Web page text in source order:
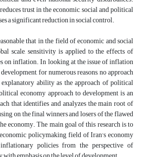
trust in the economic, social and political
a significant reduction in social control.
that in the field of economic and social
scale, sensitivity is applied to the effects of
on inflation.In looking at the issue of inflation
for numerous reasons, no approach
ability as the approach of political
economy approach to development is an
that identifies and analyzes the main root of
on the final winners and losers of the flawed
economy. The main goal of this research is to
policymaking field of Iran's economy
policies from the perspective of